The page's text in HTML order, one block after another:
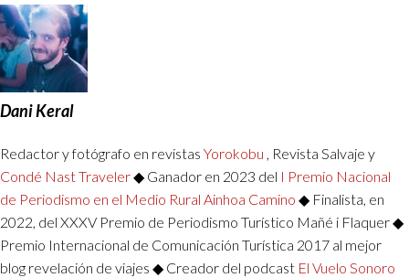
Dani Keral
Redactor y fotógrafo en revistas Yorokobu , Revista Salvaje y
Condé Nast Traveler◆ Ganador en 2023 del I Premio Nacional
de Periodismo en el Medio Rural Ainhoa Camino ◆ Finalista, en
2022, del XXXV Premio de Periodismo Turístico Mañé i Flaquer ◆
Premio Internacional de Comunicación Turística 2017 al mejor
blog revelación de viajes ◆ Creador del podcast El Vuelo Sonoro